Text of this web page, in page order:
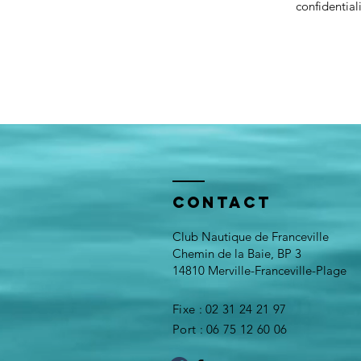
Contact
Club Nautique de Franceville
Chemin de la Baie, BP 3
14810 Merville-Franceville-Plage
Fixe : 02 31 24 21 97
Port : 06 75 12 60 06